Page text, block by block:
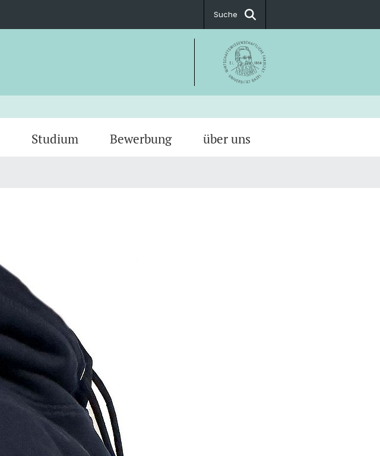
Suche
Studium Bewerbung über uns